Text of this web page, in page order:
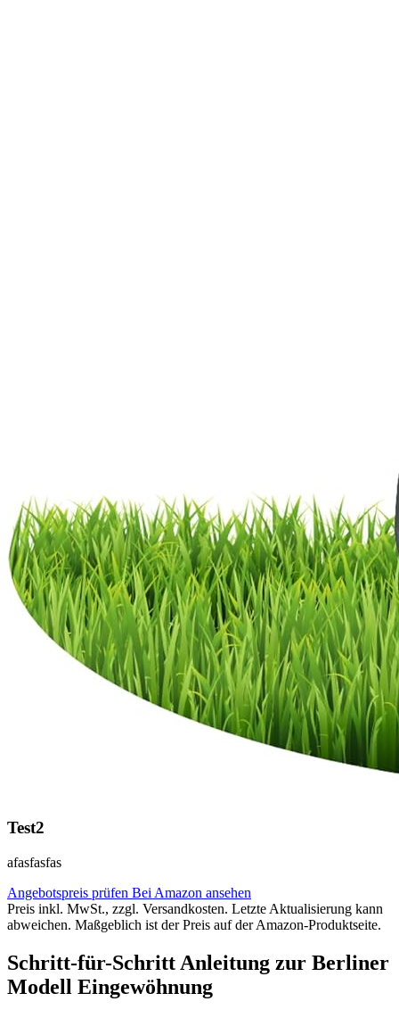
Test2
afasfasfas
Angebotspreis prüfen Bei Amazon ansehen
Preis inkl. MwSt., zzgl. Versandkosten. Letzte Aktualisierung kann
abweichen. Maßgeblich ist der Preis auf der Amazon-Produktseite.
Schritt-für-Schritt Anleitung zur Berliner
Modell Eingewöhnung